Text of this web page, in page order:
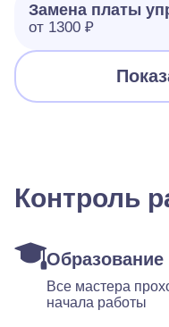
Замена платы
от 1300 ₽
Контроль
Образование
Все мастера
начала работы